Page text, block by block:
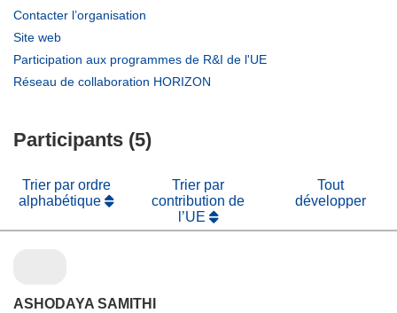
Contacter l’organisation
fenêtre)
Site web
dans
Participation aux programmes de R&I de l'UE
Réseau de collaboration HORIZON
Participants (5)
Trier par ordre
alphabétique
Trier par
contribution de
l’UE
Tout
développer
ASHODAYA SAMITHI